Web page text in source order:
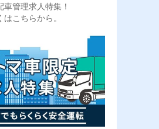
車管理求人特集！
はこちらから。